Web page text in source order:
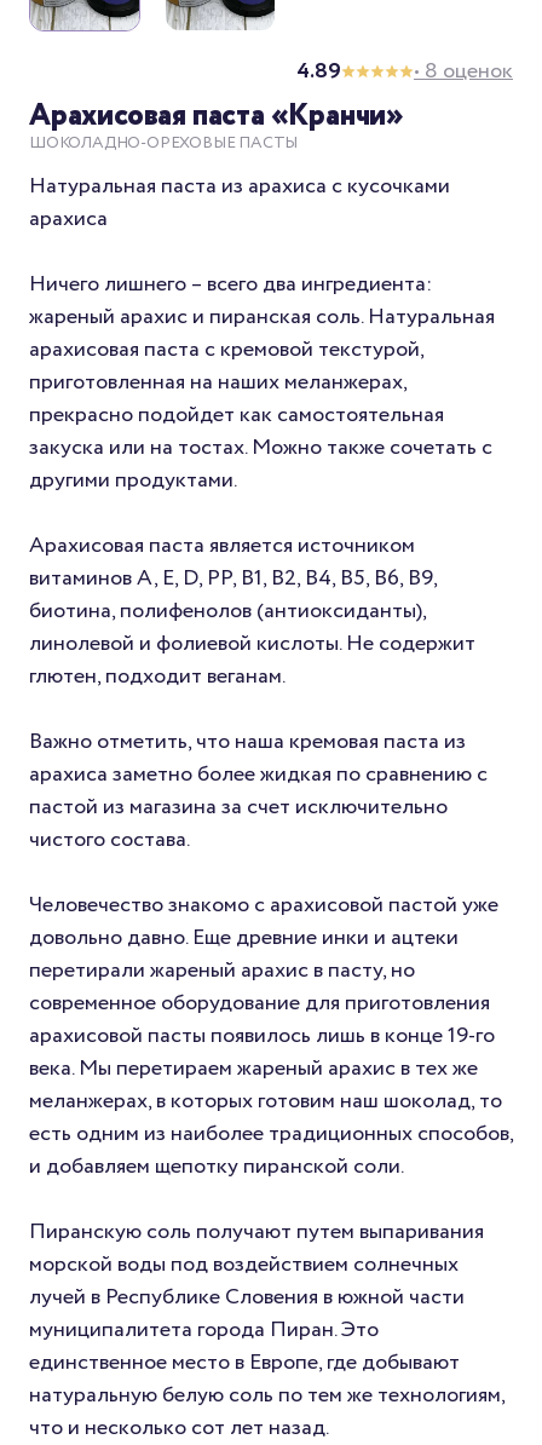
Арахисовая паста «Кранчи»
ШОКОЛАДНО-ОРЕХОВЫЕ ПАСТЫ
4.89 • 8 оценок
Натуральная паста из арахиса с кусочками
арахиса
Ничего лишнего – всего два ингредиента:
жареный арахис и пиранская соль. Натуральная
арахисовая паста с кремовой текстурой,
приготовленная на наших меланжерах,
прекрасно подойдет как самостоятельная
закуска или на тостах. Можно также сочетать с
другими продуктами.
Арахисовая паста является источником
витаминов A, E, D, PP, B1, В2, В4, В5, В6, В9,
биотина, полифенолов (антиоксиданты),
линолевой и фолиевой кислоты. Не содержит
глютен, подходит веганам.
Важно отметить, что наша кремовая паста из
арахиса заметно более жидкая по сравнению с
пастой из магазина за счет исключительно
чистого состава.
Человечество знакомо с арахисовой пастой уже
довольно давно. Еще древние инки и ацтеки
перетирали жареный арахис в пасту, но
современное оборудование для приготовления
арахисовой пасты появилось лишь в конце 19-го
века. Мы перетираем жареный арахис в тех же
меланжерах, в которых готовим наш шоколад, то
есть одним из наиболее традиционных способов,
и добавляем щепотку пиранской соли.
Пиранскую соль получают путем выпаривания
морской воды под воздействием солнечных
лучей в Республике Словения в южной части
муниципалитета города Пиран. Это
единственное место в Европе, где добывают
натуральную белую соль по тем же технологиям,
что и несколько сот лет назад.